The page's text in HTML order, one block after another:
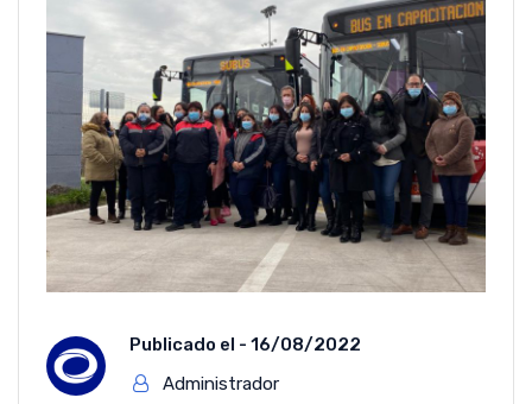
Publicado el - 16/08/2022
Administrador